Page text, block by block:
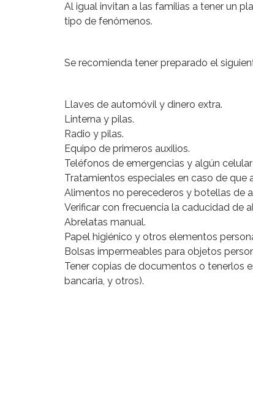
Al igual invitan a las familias a tener un
tipo de fenómenos.
Se recomienda tener preparado el
Llaves de automóvil y dinero extra.
Linterna y pilas.
Radio y pilas.
Equipo de primeros auxilios.
Teléfonos de emergencias y algún
Tratamientos especiales en caso de que
Alimentos no perecederos y botellas de
Verificar con frecuencia la caducidad de
Abrelatas manual.
Papel higiénico y otros elementos
Bolsas impermeables para objetos
Tener copias de documentos o tenerlos
bancaria, y otros).